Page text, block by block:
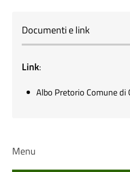
Documenti e link
Link:
Albo Pretorio Comune di
Menu